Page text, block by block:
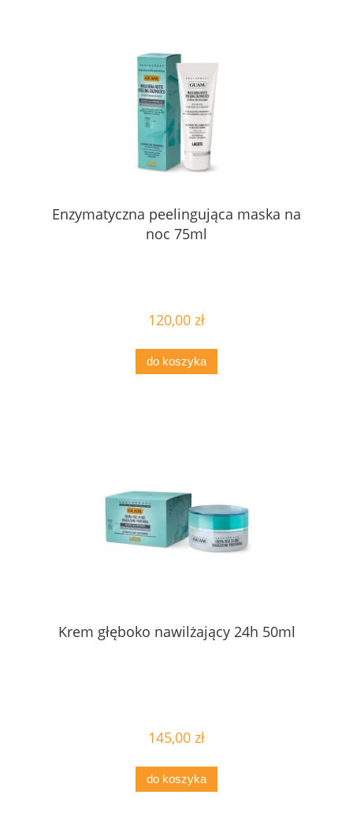
Enzymatyczna peelingująca maska na
noc 75ml
120,00 zł
do koszyka
Krem głęboko nawilżający 24h 50ml
145,00 zł
do koszyka